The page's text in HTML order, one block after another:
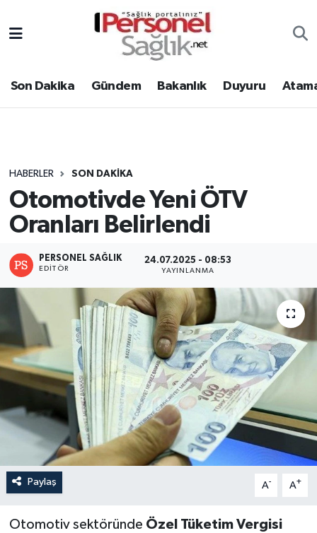
Son Dakika Gündem Bakanlık Duyuru
HABERLER SON DAKIKA
Otomotivde Yeni ÖTV
Oranları Belirlendi
PERSONEL SAĞLIK
EDITÖR
24.07.2025 - 08:53
YAYINLANMA
Paylaş A- A+
Otomotiv sektöründe Özel Tüketim Vergisi
Gündem
Atamalar
Mevzuat
Sendika
Kpss - Sınav
Nöbetçi Eczaneler
Hava Durumu
Tüm Manşetler
Son Dakika Haberleri
Haber Arşivi